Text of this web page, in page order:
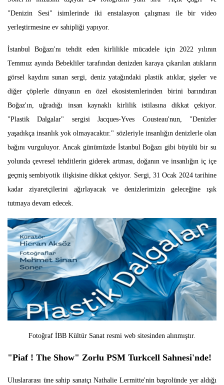
"Denizin Sesi" isimlerinde iki enstalasyon çalışması ile bir video
yerleştirmesine ev sahipliği yapıyor.
İstanbul Boğazı'nı tehdit eden kirlilikle mücadele için 2022 yılının
Temmuz ayında Bebekliler tarafından denizden karaya çıkarılan atıkların
görsel kaydını sunan sergi, deniz yatağındaki plastik atıklar, şişeler ve
diğer çöplerle dünyanın en özel ekosistemlerinden birini barındıran
Boğaz'ın, uğradığı insan kaynaklı kirlilik istilasına dikkat çekiyor.
"Plastik Dalgalar" sergisi Jacques-Yves Cousteau'nun, "Denizler
yaşadıkça insanlık yok olmayacaktır." sözleriyle insanlığın denizlerle olan
bağını vurguluyor. Ancak günümüzde İstanbul Boğazı gibi büyülü bir su
yolunda çevresel tehditlerin giderek artması, doğanın ve insanlığın iç içe
geçmiş sembiyotik ilişkisine dikkat çekiyor. Sergi, 31 Ocak 2024 tarihine
kadar ziyaretçilerini ağırlayacak ve denizlerimizin geleceğine ışık
tutmaya devam edecek.
Fotoğraf İBB Kültür Sanat resmi web sitesinden alınmıştır.
"Piaf ! The Show" Zorlu PSM Turkcell Sahnesi'nde!
Uluslararası üne sahip sanatçı Nathalie Lermitte'nin başrolünde yer aldığı